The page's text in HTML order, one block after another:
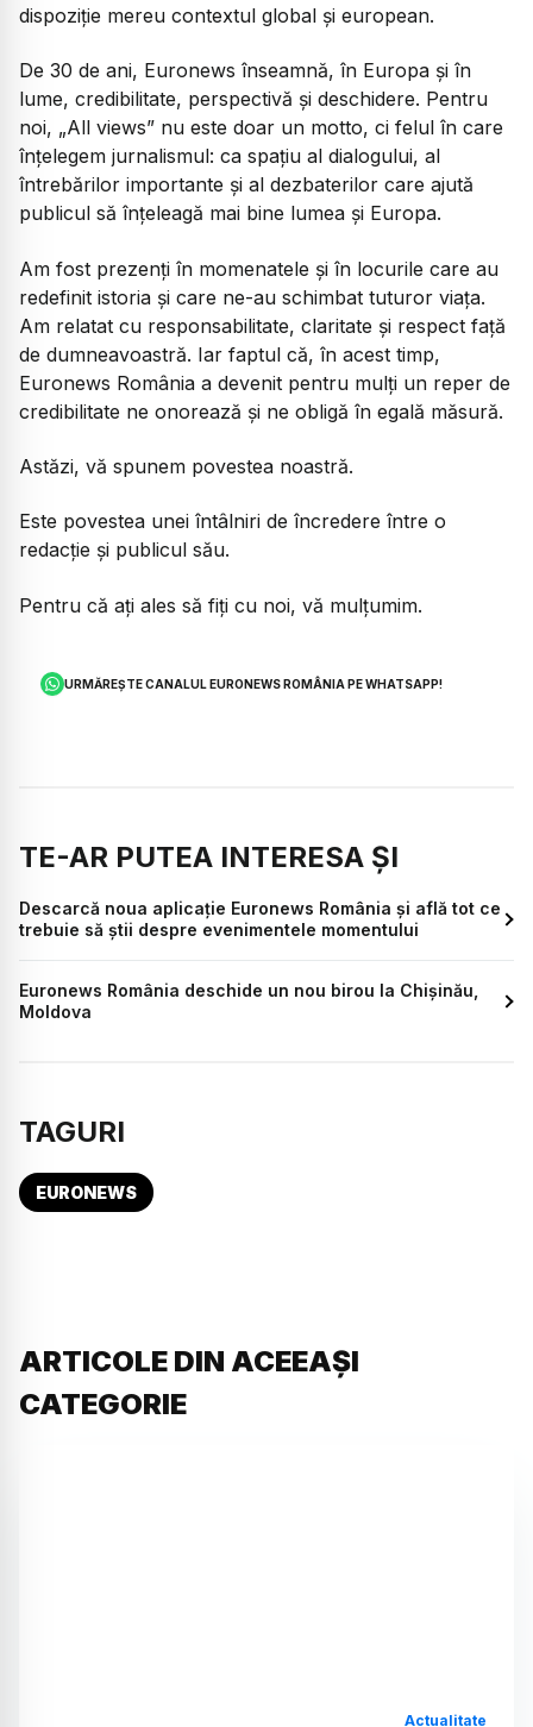
dispoziție mereu contextul global și european.
De 30 de ani, Euronews înseamnă, în Europa și în
lume, credibilitate, perspectivă și deschidere. Pentru
noi, „All views” nu este doar un motto, ci felul în care
înțelegem jurnalismul: ca spațiu al dialogului, al
întrebărilor importante și al dezbaterilor care ajută
publicul să înțeleagă mai bine lumea și Europa.
Am fost prezenți în momenatele și în locurile care au
redefinit istoria și care ne-au schimbat tuturor viața.
Am relatat cu responsabilitate, claritate și respect față
de dumneavoastră. Iar faptul că, în acest timp,
Euronews România a devenit pentru mulți un reper de
credibilitate ne onorează și ne obligă în egală măsură.
Astăzi, vă spunem povestea noastră.
Este povestea unei întâlniri de încredere între o
redacție și publicul său.
Pentru că ați ales să fiți cu noi, vă mulțumim.
URMĂREȘTE CANALUL EURONEWS ROMÂNIA PE WHATSAPP!
TE-AR PUTEA INTERESA ȘI
Descarcă noua aplicație Euronews România și află tot ce
trebuie să știi despre evenimentele momentului
Euronews România deschide un nou birou la Chișinău,
Moldova
TAGURI
EURONEWS
ARTICOLE DIN ACEEAȘI
CATEGORIE
Actualitate